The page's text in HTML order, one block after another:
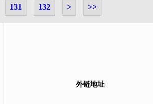
131 132 > >>
外链地址